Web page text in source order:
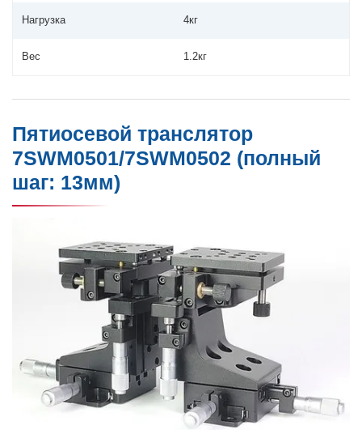
Нагрузка 4кг
Вес 1.2кг
Пятиосевой транслятор
7SWM0501/7SWM0502 (полный
шаг: 13мм)